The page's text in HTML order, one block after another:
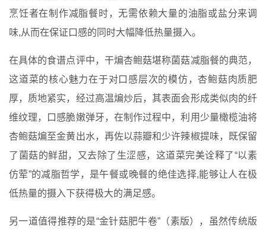
烹饪者在制作减脂餐时，无需依赖大量的油脂或盐分来调
味,从而在保证口感的同时大幅降低热量摄入。
在具体的食谱点评中，干煸杏鲍菇堪称菌菇减脂餐的典范，
这道菜的核心魅力在于对口感层次的模仿，杏鲍菇肉质肥
厚，质地紧实，经过高温煸炒后，其表面会形成类似肉的纤
维纹理，口感脆嫩弹牙，在制作过程中，利用少量橄榄油将
杏鲍菇煸至金黄出水，再佐以蒜瓣和少许辣椒提味，既保留
了菌菇的鲜甜，又去除了生涩感，这道菜完美诠释了“以素
仿荤”的减脂哲学，是午餐或晚餐的绝佳选择,能够让人在极
低热量的摄入下获得极大的满足感。
另一道值得推荐的是“金针菇肥牛卷”（素版），虽然传统版